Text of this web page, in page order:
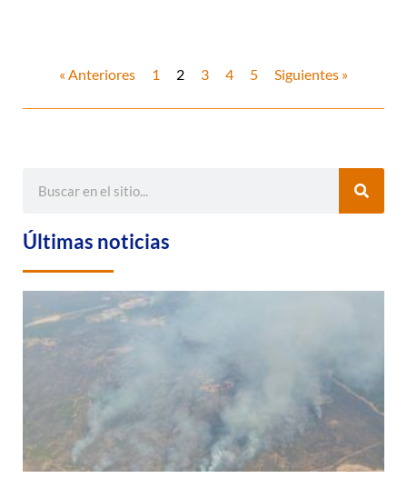
« Anteriores 1 2 3 4 5 Siguientes »
Últimas noticias